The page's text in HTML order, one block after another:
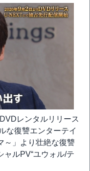
レンタルリリース
な復讐エンターテイ
～」より壮絶な復讐
ャルPV“ユウォル/テ